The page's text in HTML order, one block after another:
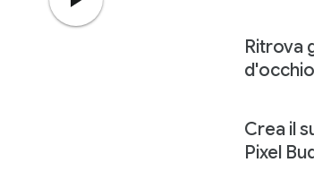
Ritrova
Crea il
Pixel